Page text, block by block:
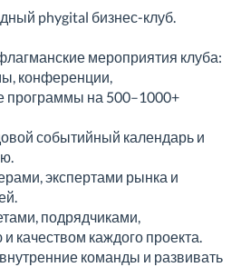
phygital бизнес-клуб.
мероприятия клуба:
конференции,
программы на 500–1000+
событийный календарь и
экспертами рынка и
подрядчиками,
качеством каждого проекта.
команды и развивать